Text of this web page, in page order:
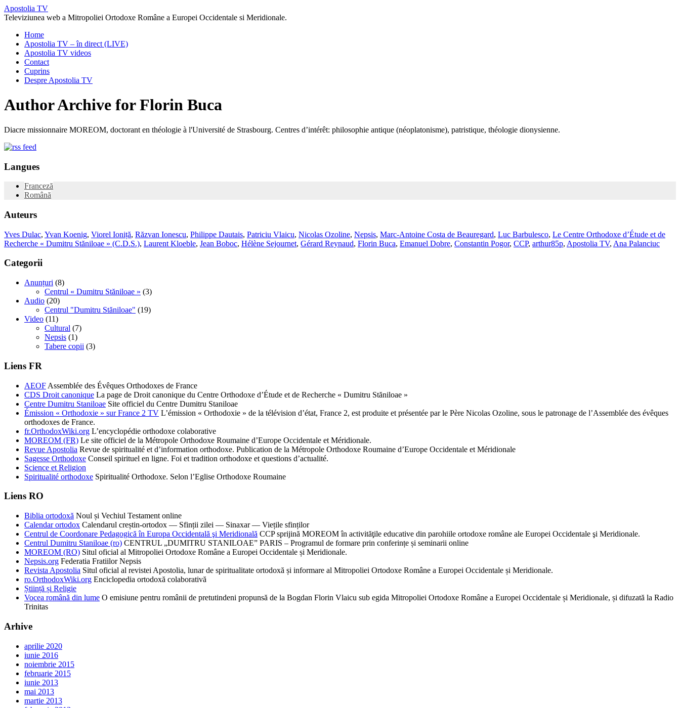
Apostolia TV
Televiziunea web a Mitropoliei Ortodoxe Române a Europei Occidentale si Meridionale.
Home
Apostolia TV – în direct (LIVE)
Apostolia TV videos
Contact
Cuprins
Despre Apostolia TV
Author Archive for Florin Buca
Diacre missionnaire MOREOM, doctorant en théologie à l'Université de Strasbourg. Centres d’intérêt: philosophie antique (néoplatonisme), patristique, théologie dionysienne.
Langues
Franceză
Română
Auteurs
Yves Dulac, Yvan Koenig, Viorel Ioniță, Răzvan Ionescu, Philippe Dautais, Patriciu Vlaicu, Nicolas Ozoline, Nepsis, Marc-Antoine Costa de Beauregard, Luc Barbulesco, Le Centre Orthodoxe d’Étude et de
Recherche « Dumitru Stăniloae » (C.D.S.), Laurent Kloeble, Jean Boboc, Hélène Sejournet, Gérard Reynaud, Florin Buca, Emanuel Dobre, Constantin Pogor, CCP, arthur85p, Apostolia TV, Ana Palanciuc
Categorii
Anunțuri (8)
Centrul « Dumitru Stăniloae » (3)
Audio (20)
Centrul "Dumitru Stăniloae" (19)
Video (11)
Cultural (7)
Nepsis (1)
Tabere copii (3)
Liens FR
AEOF Assemblée des Évêques Orthodoxes de France
CDS Droit canonique La page de Droit canonique du Centre Orthodoxe d’Étude et de Recherche « Dumitru Stăniloae »
Centre Dumitru Staniloae Site officiel du Centre Dumitru Staniloae
Émission « Orthodoxie » sur France 2 TV L’émission « Orthodoxie » de la télévision d’état, France 2, est produite et présentée par le Père Nicolas Ozoline, sous le patronage de l’Assemblée des évêques
orthodoxes de France.
fr.OrthodoxWiki.org L’encyclopédie orthodoxe colaborative
MOREOM (FR) Le site officiel de la Métropole Orthodoxe Roumaine d’Europe Occidentale et Méridionale.
Revue Apostolia Revue de spiritualité et d’information orthodoxe. Publication de la Métropole Orthodoxe Roumaine d’Europe Occidentale et Méridionale
Sagesse Orthodoxe Conseil spirituel en ligne. Foi et tradition orthodoxe et questions d’actualité.
Science et Religion
Spiritualité orthodoxe Spiritualité Orthodoxe. Selon l’Eglise Orthodoxe Roumaine
Liens RO
Biblia ortodoxă Noul și Vechiul Testament online
Calendar ortodox Calendarul creștin-ortodox — Sfinții zilei — Sinaxar — Viețile sfinților
Centrul de Coordonare Pedagogică în Europa Occidentală şi Meridională CCP sprijină MOREOM în activităţile educative din parohiile ortodoxe române ale Europei Occidentale şi Meridionale.
Centrul Dumitru Staniloae (ro) CENTRUL „DUMITRU STANILOAE” PARIS – Programul de formare prin conferințe și seminarii online
MOREOM (RO) Situl oficial al Mitropoliei Ortodoxe Române a Europei Occidentale și Meridionale.
Nepsis.org Federatia Fratiilor Nepsis
Revista Apostolia Situl oficial al revistei Apostolia, lunar de spiritualitate ortodoxă și informare al Mitropoliei Ortodoxe Române a Europei Occidentale și Meridionale.
ro.OrthodoxWiki.org Enciclopedia ortodoxă colaborativă
Știință și Religie
Vocea română din lume O emisiune pentru românii de pretutindeni propunsă de la Bogdan Florin Vlaicu sub egida Mitropoliei Ortodoxe Române a Europei Occidentale și Meridionale, și difuzată la Radio
Trinitas
Arhive
aprilie 2020
iunie 2016
noiembrie 2015
februarie 2015
iunie 2013
mai 2013
martie 2013